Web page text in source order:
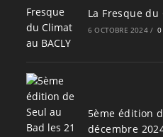
La Fresque du
6 OCTOBRE 2024 / 0
5ème édition
décembre